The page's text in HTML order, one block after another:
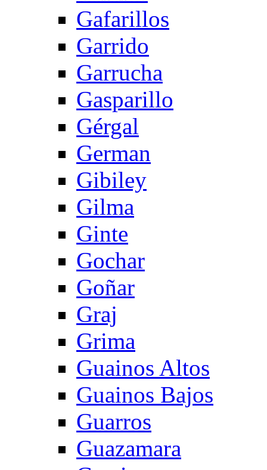
Gafarillos
Garrido
Garrucha
Gasparillo
Gérgal
German
Gibiley
Gilma
Ginte
Gochar
Goñar
Graj
Grima
Guainos Altos
Guainos Bajos
Guarros
Guazamara